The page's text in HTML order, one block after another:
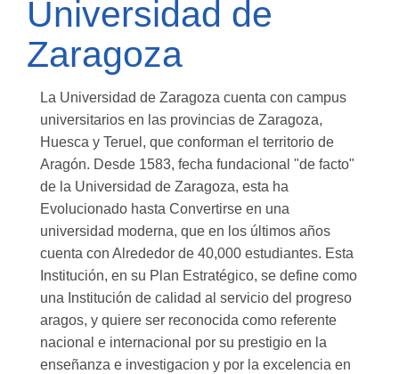
Universidad de
Zaragoza
La Universidad de Zaragoza cuenta con campus
universitarios en las provincias de Zaragoza,
Huesca y Teruel, que conforman el territorio de
Aragón. Desde 1583, fecha fundacional "de facto"
de la Universidad de Zaragoza, esta ha
Evolucionado hasta Convertirse en una
universidad moderna, que en los últimos años
cuenta con Alrededor de 40,000 estudiantes. Esta
Institución, en su Plan Estratégico, se define como
una Institución de calidad al servicio del progreso
aragos, y quiere ser reconocida como referente
nacional e internacional por su prestigio en la
enseñanza e investigacion y por la excelencia en